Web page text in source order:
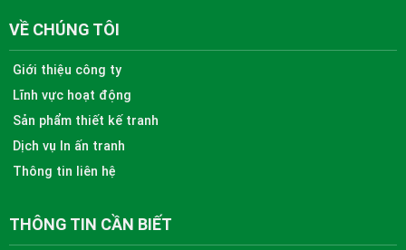
VỀ CHÚNG TÔI
Giới thiệu công ty
Lĩnh vực hoạt động
Sản phẩm thiết kế tranh
Dịch vụ In ấn tranh
Thông tin liên hệ
THÔNG TIN CẦN BIẾT